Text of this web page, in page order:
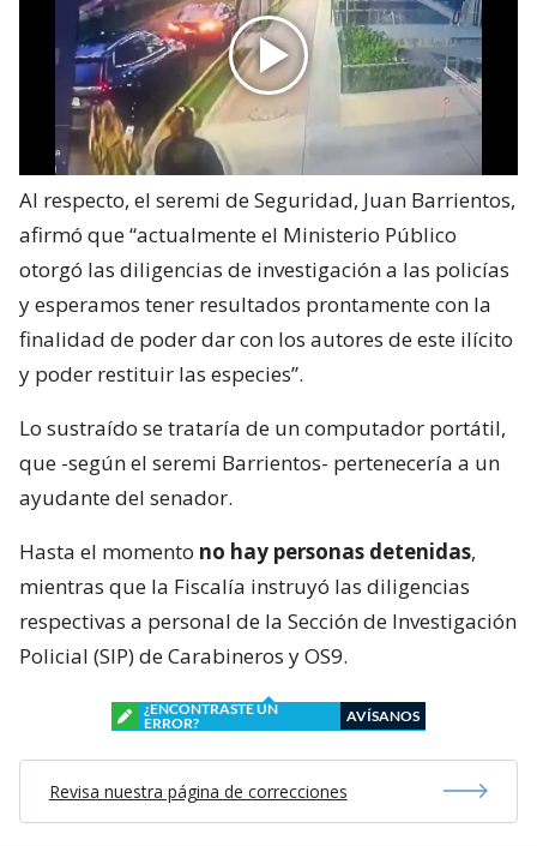
Al respecto, el seremi de Seguridad, Juan Barrientos,
afirmó que “actualmente el Ministerio Público
otorgó las diligencias de investigación a las policías
y esperamos tener resultados prontamente con la
finalidad de poder dar con los autores de este ilícito
y poder restituir las especies”.
Lo sustraído se trataría de un computador portátil,
que -según el seremi Barrientos- pertenecería a un
ayudante del senador.
Hasta el momento no hay personas detenidas,
mientras que la Fiscalía instruyó las diligencias
respectivas a personal de la Sección de Investigación
Policial (SIP) de Carabineros y OS9.
¿ENCONTRASTE UN
ERROR?
AVÍSANOS
Revisa nuestra página de correcciones